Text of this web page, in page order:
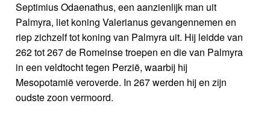
Septimius Odaenathus, een aanzienlijk man uit
Palmyra, liet koning Valerianus gevangennemen en
riep zichzelf tot koning van Palmyra uit. Hij leidde van
262 tot 267 de Romeinse troepen en die van Palmyra
in een veldtocht tegen Perzië, waarbij hij
Mesopotamië veroverde. In 267 werden hij en zijn
oudste zoon vermoord.